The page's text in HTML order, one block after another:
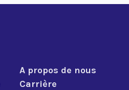
A propos de nous
Carrière